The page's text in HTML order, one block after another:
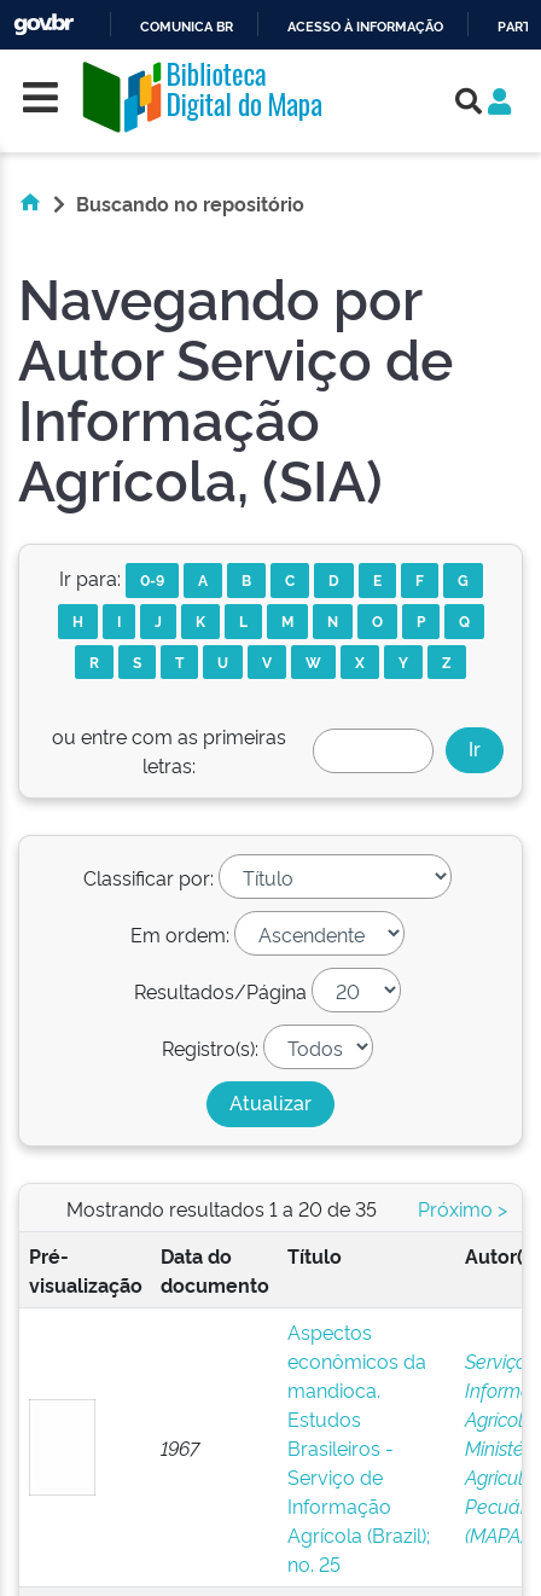
O
CONTEÚDO
COMUNICA BR ACESSO À INFORMAÇÃO
Skip navigation
Buscando no repositório
Navegando por
Autor Serviço de
Informação
Agrícola, (SIA)
Ir para: 0-9 A B C D E F
G
H
I J K L M N O P
Q
R
S T U V W X Y Z
ou entre com as primeiras
letras:
Classificar por:
Em ordem:
Resultados/Página
Registro(s):
Mostrando resultados 1 a 20 de 35
Próximo >
Pré-
visualização
Data do
documento
Título
1967
Aspectos
econômicos da
mandioca.
Estudos
Brasileiros -
Serviço de
Informação
Agrícola (Brazil);
no. 25
Serviço
Agrícola,
Pecuária
(MAPA)